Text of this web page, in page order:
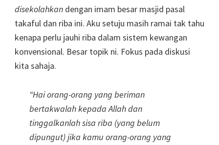
disekolahkan dengan imam besar masjid pasal
takaful dan riba ini. Aku setuju masih ramai tak tahu
kenapa perlu jauhi riba dalam sistem kewangan
konvensional. Besar topik ni. Fokus pada diskusi
kita sahaja.
“Hai orang-orang yang beriman
bertakwalah kepada Allah dan
tinggalkanlah sisa riba (yang belum
dipungut) jika kamu orang-orang yang